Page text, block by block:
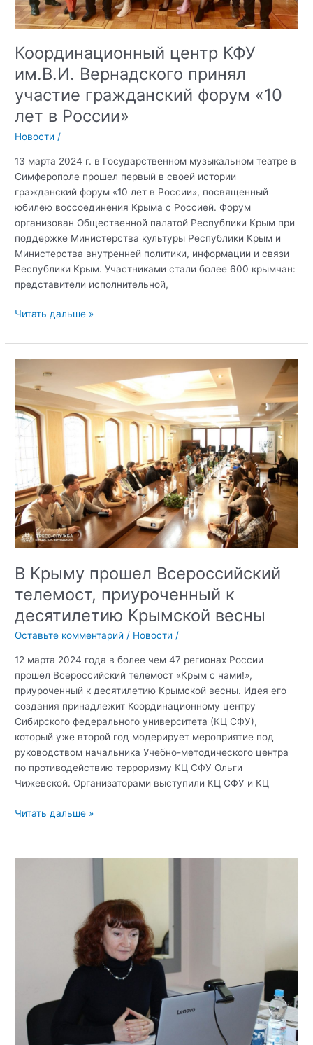
Координационный центр КФУ
им.В.И. Вернадского принял
участие гражданский форум «10
лет в России»
Новости /
13 марта 2024 г. в Государственном музыкальном театре в
Симферополе прошел первый в своей истории
гражданский форум «10 лет в России», посвященный
юбилею воссоединения Крыма с Россией. Форум
организован Общественной палатой Республики Крым при
поддержке Министерства культуры Республики Крым и
Министерства внутренней политики, информации и связи
Республики Крым. Участниками стали более 600 крымчан:
представители исполнительной,
Координационный
КФУ
им.В.И.
Вернадского
принял
участие
гражданский
форум
«10
лет
в
России»
Читать дальше »
В Крыму прошел Всероссийский
телемост, приуроченный к
десятилетию Крымской весны
Оставьте комментарий / Новости /
12 марта 2024 года в более чем 47 регионах России
прошел Всероссийский телемост «Крым с нами!»,
приуроченный к десятилетию Крымской весны. Идея его
создания принадлежит Координационному центру
Сибирского федерального университета (КЦ СФУ),
который уже второй год модерирует мероприятие под
руководством начальника Учебно-методического центра
по противодействию терроризму КЦ СФУ Ольги
Чижевской. Организаторами выступили КЦ СФУ и КЦ
В
прошел
Всероссийский
Читать дальше »